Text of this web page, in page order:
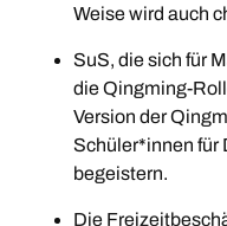
Weise wird auch
SuS, die sich für
die Qingming-
Version der
Schüler*innen für
begeistern.
Die